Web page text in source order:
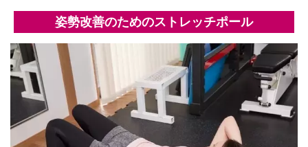
姿勢改善のためのストレッチポール